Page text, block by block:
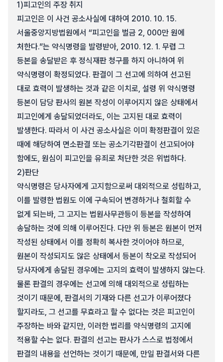
1)피고인의 주장 취지
피고인은 이 사건 공소사실에 대하여 2010. 10. 15.
서울중앙지방법원에서 “피고인을 벌금 2, 000만 원에
처한다.”는 약식명령을 발령받아, 2010. 12. 1. 무렵 그
등본을 송달받은 후 정식재판 청구를 하지 아니하여 위
약식명령이 확정되었다. 판결이 그 선고에 의하여 선고된
대로 효력이 발생하는 것과 같은 이치로, 설령 위 약식명령
등본이 담당 판사의 원본 작성이 이루어지지 않은 상태에서
피고인에게 송달되었더라도, 이는 고지된 대로 효력이
발생한다. 따라서 이 사건 공소사실은 이미 확정판결이 있은
때에 해당하여 면소판결 또는 공소기각판결이 선고되어야
함에도, 원심이 피고인을 유죄로 처단한 것은 위법하다.
2)판단
약식명령은 당사자에게 고지함으로써 대외적으로 성립하고,
이를 발령한 법원도 이에 구속되어 변경하거나 철회할 수
없게 되는바, 그 고지는 법원사무관등이 등본을 작성하여
송달하는 것에 의해 이루어진다. 다만 위 등본은 원본이 먼저
작성된 상태에서 이를 정확히 복사한 것이어야 하므로,
원본이 작성되지도 않은 상태에서 등본이 착오로 작성되어
당사자에게 송달된 경우에는 고지의 효력이 발생하지 않는다.
물론 판결의 경우에는 선고에 의해 대외적으로 성립하는
것이기 때문에, 판결서의 기재와 다른 선고가 이루어졌다
할지라도, 그 선고를 무효라고 할 수 없다는 것은 피고인이
주장하는 바와 같지만, 이러한 법리를 약식명령의 고지에
적용할 수는 없다. 판결의 선고는 판사가 스스로 법정에서
판결의 내용을 선언하는 것이기 때문에, 만일 판결서와 다른